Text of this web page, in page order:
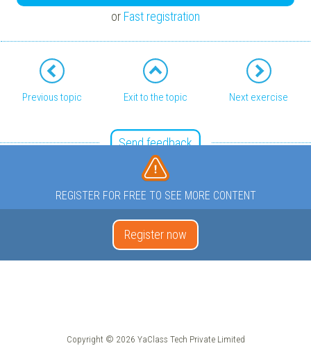
or Fast registration
Previous topic Exit to the topic Next exercise
Send feedback
REGISTER FOR FREE TO SEE MORE CONTENT
Register now
Copyright © 2026 YaClass Tech Private Limited